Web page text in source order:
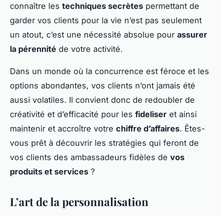
connaître les techniques secrètes permettant de
garder vos clients pour la vie n’est pas seulement
un atout, c’est une nécessité absolue pour assurer
la pérennité de votre activité.
Dans un monde où la concurrence est féroce et les
options abondantes, vos clients n’ont jamais été
aussi volatiles. Il convient donc de redoubler de
créativité et d’efficacité pour les fideliser et ainsi
maintenir et accroître votre chiffre d’affaires. Êtes-
vous prêt à découvrir les stratégies qui feront de
vos clients des ambassadeurs fidèles de vos
produits et services ?
L’art de la personnalisation